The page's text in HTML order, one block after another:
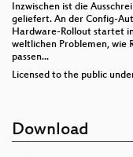
Inzwischen ist die
geliefert. An der Config-
Hardware-Rollout startet
weltlichen Problemen, wie
passen...
Licensed to the public
Download